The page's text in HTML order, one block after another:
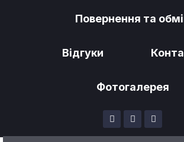
Повернення та
Відгуки
Фотогалерея